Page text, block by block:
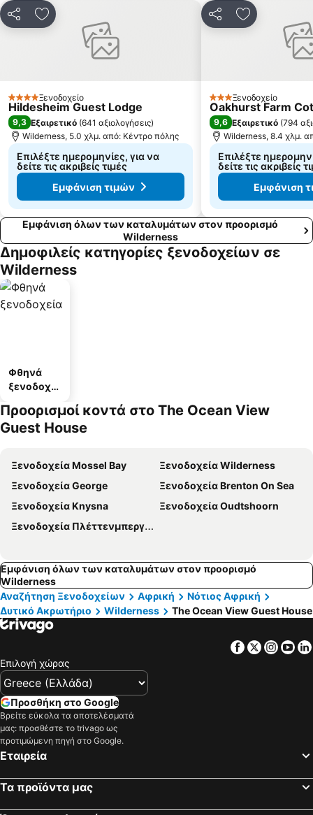
ΚοινοποίησηΠροσθήκη στα αγαπημένα
4 ΑστέριαΞενοδοχείο
Hildesheim Guest Lodge
9,3 Εξαιρετικό (641 αξιολογήσεις)
Wilderness, 5.0 χλμ. από: Κέντρο πόλης
Επιλέξτε ημερομηνίες, για να
δείτε τις ακριβείς τιμές
Εμφάνιση τιμών
ΚοινοποίησηΠροσθήκη
3 ΑστέριαΞενοδοχείο
Oakhurst Farm
9,6 Εξαιρετικό (794
Wilderness, 8.4 χλμ.
Επιλέξτε
δείτε τις ακριβείς
Εμφάνιση
Εμφάνιση όλων των καταλυμάτων στον προορισμό
Wilderness
Δημοφιλείς κατηγορίες ξενοδοχείων σε
Wilderness
Φθηνά
ξενοδοχεί
Προορισμοί κοντά στο The Ocean View
Guest House
Ξενοδοχεία Mossel Bay
Ξενοδοχεία Wilderness
Ξενοδοχεία George
Ξενοδοχεία Brenton On Sea
Ξενοδοχεία Knysna
Ξενοδοχεία Oudtshoorn
Ξενοδοχεία Πλέττενμπεργκ Μπέι
Εμφάνιση όλων των καταλυμάτων στον προορισμό
Wilderness
Αναζήτηση Ξενοδοχείων
Αφρική
Νότιος Αφρική
Δυτικό Ακρωτήριο
Wilderness The Ocean View Guest House
Facebook
Twitter
Επιλογή χώρας
Προσθήκη στο Google
Βρείτε εύκολα τα αποτελέσματά
μας: προσθέστε το trivago ως
προτιμώμενη πηγή στο Google.
Εταιρεία
Τα προϊόντα μας